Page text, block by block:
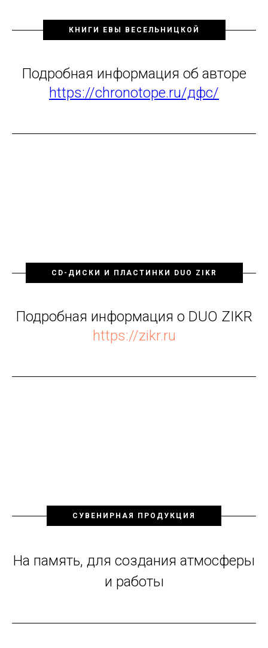
КНИГИ ЕВЫ ВЕСЕЛЬНИЦКОЙ
Подробная информация об авторе
https://chronotope.ru/дфс/
CD-ДИСКИ И ПЛАСТИНКИ DUO ZIKR
Подробная информация о DUO ZIKR
https://zikr.ru
СУВЕНИРНАЯ ПРОДУКЦИЯ
На память, для создания атмосферы
и работы